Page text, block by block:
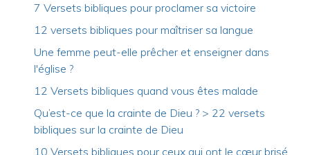
7 Versets bibliques pour proclamer sa victoire
12 versets bibliques pour maîtriser sa langue
Une femme peut-elle prêcher et enseigner dans
l'église ?
12 Versets bibliques quand vous êtes malade
Qu’est-ce que la crainte de Dieu ? > 22 versets
bibliques sur la crainte de Dieu
10 Versets bibliques pour ceux qui ont le cœur brisé